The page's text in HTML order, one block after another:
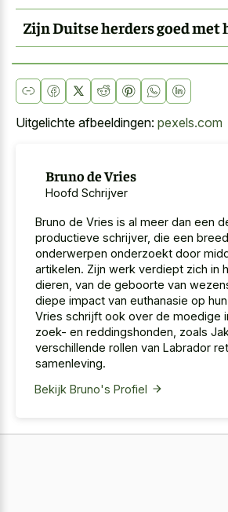
Zijn Duitse herders goed met
Uitgelichte afbeeldingen: pexels.com
Bruno de Vries
Hoofd Schrijver
Bruno de Vries is al meer dan een
productieve schrijver, die een
onderwerpen onderzoekt door
artikelen. Zijn werk verdiept zich in
dieren, van de geboorte van
diepe impact van euthanasie op
Vries schrijft ook over de moedige
zoek- en reddingshonden, zoals
verschillende rollen van Labrador
samenleving.
Bekijk Bruno's Profiel